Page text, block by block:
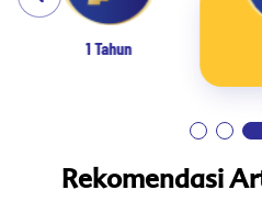
1 Tahun
Rekomendasi